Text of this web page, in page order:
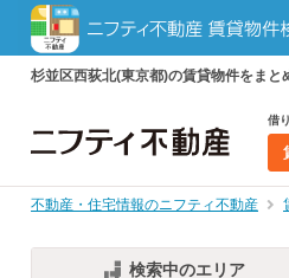
杉並区西荻北(東京都)の賃貸物件をまと
借
不動産・住宅情報のニフティ不動産
検索中のエリア